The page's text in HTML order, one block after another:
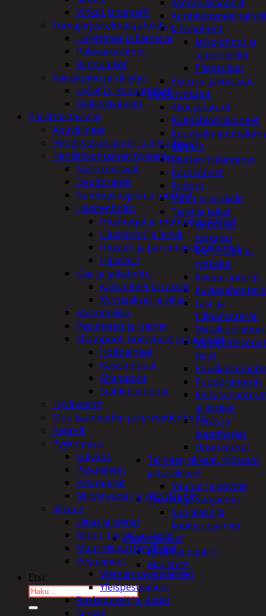
Jatkojohdot
Jatkojohdot ja
ajastinkellot
Pistotulpat
Pisto ja -jakorasiat
Sähkötyökalut
Akut ja laturit
Kulmahiomakoneet
Mittarit
Mutterinvääntimet
Porakoneet
Ruiskut
Sahat ja sirkkelit
Terät ja laikat
Hionta ja
katkaisu
Kierretapit ja
työkalut
Kiviporanterät
Kuviosahanterä
Lasi- ja
tiiliporanterät
terät
Puuporanterät
ja istukat
Teräs ja
kuppiharjat
Upotusterät
Telineet, tikkaat, työtasot
ja tarvikkeet
Vaunut ja pöydät
Työasut ja suojaimet
Suojalasit ja
kuulosuojaimet
Elintarvikkeet
Keksit ja piparit
Mausteet
Etsi:
Vihkot ja paperit
Turvajärjestelmät ja lukitus
Hälyttimet ja kamerat
Palovaroittimet
Riippulukot
Varastointi ja säilytys
Hyllyt ja -kannattimet
Säilytyslaatikot
Päivittäistavarat
Apuvälineet
Hengityssuojaimet ja desinfiointi
Henkilökohtainen hygienia
Aurinkorasvat
Deodorantit
Hammashygienia tuotteet
Hiustenhoito
Hiusharjat ja muotoilutuotteet
Hiuspinnit ja lenkit
Hiusten ja parranleikkuukoneet
Hiusvärit
Käsi ja jalkahoito
Käsivoiteet ja rasvat
Kynsisakset ja viilat
Kosmetiikka
Pesuharjat ja -sienet
Shampoot, hoitaineet ja saippuat
Hoitoaineet
Käsisaippuat
Shampoot
Suihkusaippuat
Hyvinvointi
Muu kauneuden ja terveydenhoito
Paperit
Pyykinpesu
Kuivaus
Pesuaineet
Pesupussit
Silitysraudat ja silityslaudat
Siivous
Liinat ja sienet
Mopit, harjat ja varret
Muut siivoustarvikkeet
Pesuaineet
Viemärinavausaineet
Yleispesuaineet
Roskapussit ja -astiat
Sangot